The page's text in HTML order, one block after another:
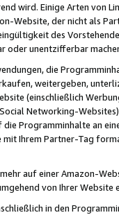
wird. Einige Arten von
Website, der nicht als
des
oder unentzifferbar
die
weitergeben,
(einschließlich
Networking-
Programminhalte an
Ihrem Partner-Tag
auf einer Amazon-
von Ihrer
in den